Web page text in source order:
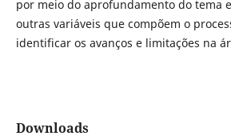
por meio do aprofundamento do tema
outras variáveis que compõem o
identificar os avanços e limitações na
Downloads